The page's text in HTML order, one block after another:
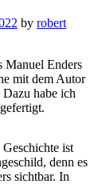
by robert
Manuel Enders
mit dem Autor
Dazu habe ich
ist
denn es
sichtbar. In